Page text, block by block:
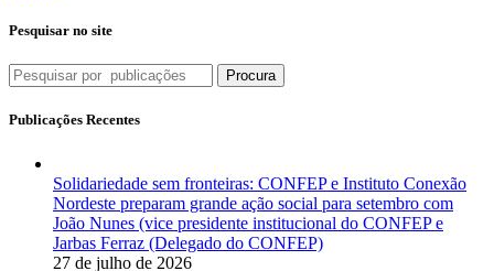
Pesquisar no site
Procura
Publicações Recentes
Solidariedade sem fronteiras: CONFEP e Instituto Conexão
Nordeste preparam grande ação social para setembro com
João Nunes (vice presidente institucional do CONFEP e
Jarbas Ferraz (Delegado do CONFEP)
27 de julho de 2026